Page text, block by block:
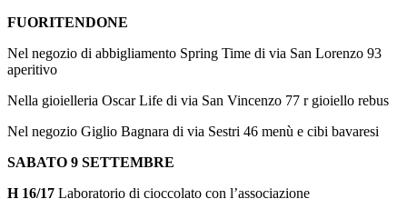
FUORITENDONE
Nel negozio di abbigliamento Spring Time di via San Lorenzo 93
aperitivo
Nella gioielleria Oscar Life di via San Vincenzo 77 r gioiello rebus
Nel negozio Giglio Bagnara di via Sestri 46 menù e cibi bavaresi
SABATO 9 SETTEMBRE
H 16/17 Laboratorio di cioccolato con l’associazione